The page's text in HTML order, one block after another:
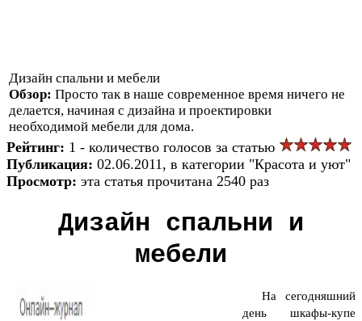
Дизайн спальни и мебели
Обзор: Просто так в наше современное время ничего не
делается, начиная с дизайна и проектировки
необходимой мебели для дома.
Рейтинг: 1 - количество голосов за статью
Публикация: 02.06.2011, в категории "Красота и уют"
Просмотр: эта статья прочитана 2540 раз
Дизайн спальни и
мебели
На сегодняшний
день шкафы-купе